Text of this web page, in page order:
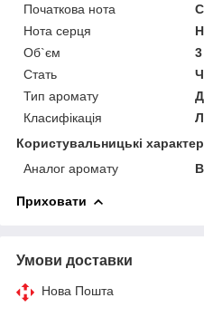
Початкова нота
Нота серця
Об`єм
Стать
Тип аромату
Класифікація
Користувальницькі
Аналог аромату
Приховати
Умови доставки
Нова Пошта